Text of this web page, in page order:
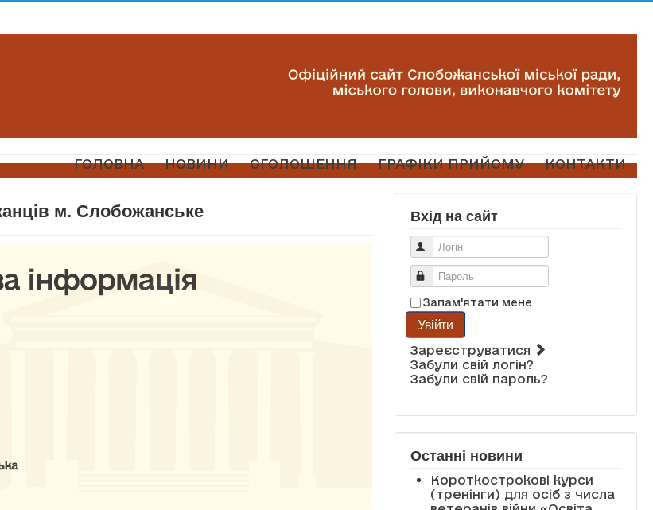
ГОЛОВНА НОВИНИ ОГОЛОШЕННЯ ГРАФІКИ ПРИЙОМУ КОНТАКТИ
м. Слобожанське Вхід на сайт
Логін
Пароль
Запам'ятати мене
Увійти
Зареєструватися
Забули свій логін?
Забули свій пароль?
Останні новини
Короткострокові курси
(тренінги) для осіб з числа